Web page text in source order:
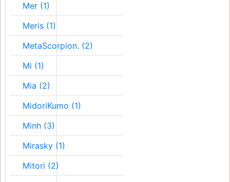
Mer (1)
Meris (1)
MetaScorpion. (2)
Mi (1)
Mia (2)
MidoriKumo (1)
Minh (3)
Mirasky (1)
Mitori (2)